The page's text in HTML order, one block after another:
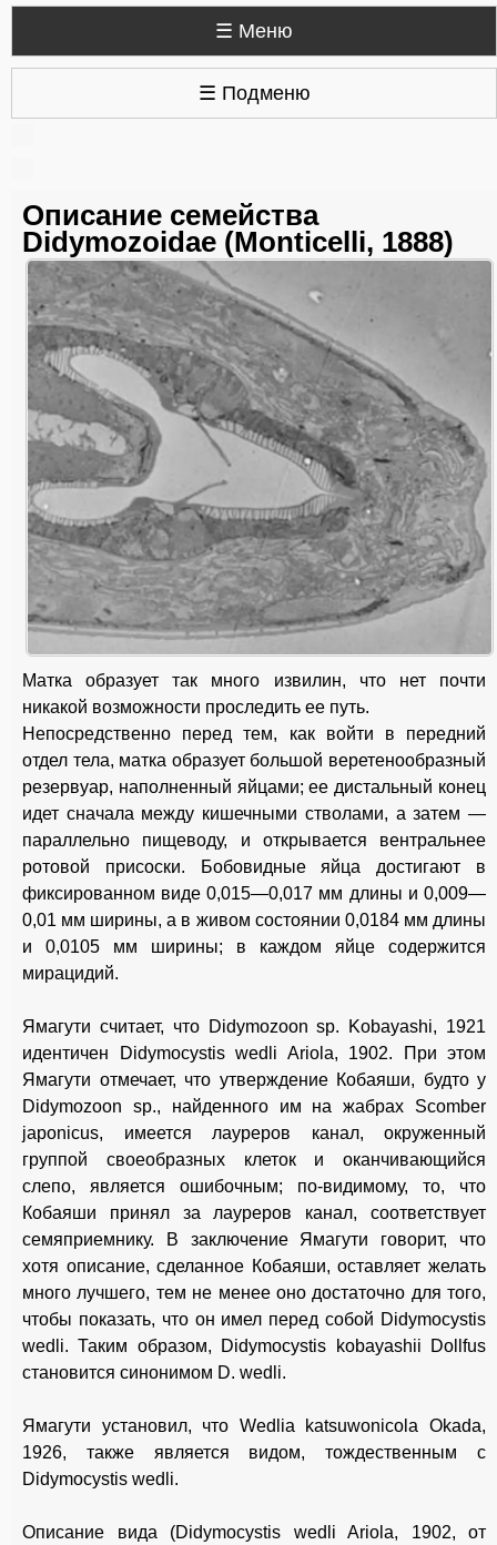
☰ Меню
☰ Подменю
Описание семейства
Didymozoidae (Monticelli, 1888)
Матка образует так много извилин, что нет почти
никакой возможности проследить ее путь.
Непосредственно перед тем, как войти в передний
отдел тела, матка образует большой веретенообразный
резервуар, наполненный яйцами; ее дистальный конец
идет сначала между кишечными стволами, а затем —
параллельно пищеводу, и открывается вентральнее
ротовой присоски. Бобовидные яйца достигают в
фиксированном виде 0,015—0,017 мм длины и 0,009—
0,01 мм ширины, а в живом состоянии 0,0184 мм длины
и 0,0105 мм ширины; в каждом яйце содержится
мирацидий.
Ямагути считает, что Didymozoon sp. Kobayashi, 1921
идентичен Didymocystis wedli Ariola, 1902. При этом
Ямагути отмечает, что утверждение Кобаяши, будто у
Didymozoon sp., найденного им на жабрах Scomber
japonicus, имеется лауреров канал, окруженный
группой своеобразных клеток и оканчивающийся
слепо, является ошибочным; по-видимому, то, что
Кобаяши принял за лауреров канал, соответствует
семяприемнику. В заключение Ямагути говорит, что
хотя описание, сделанное Кобаяши, оставляет желать
много лучшего, тем не менее оно достаточно для того,
чтобы показать, что он имел перед собой Didymocystis
wedli. Таким образом, Didymocystis kobayashii Dollfus
становится синонимом D. wedli.
Ямагути установил, что Wedlia katsuwonicola Okada,
1926, также является видом, тождественным с
Didymocystis wedli.
Описание вида (Didymocystis wedli Ariola, 1902, от